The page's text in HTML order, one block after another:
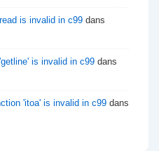
is invalid in c99 dans
is invalid in c99 dans
'itoa' is invalid in c99 dans